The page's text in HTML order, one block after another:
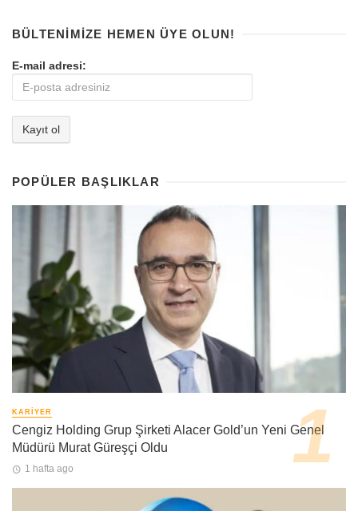
BÜLTENIMIZE HEMEN ÜYE OLUN!
E-mail adresi:
POPÜLER BAŞLIKLAR
KARIYER
Cengiz Holding Grup Şirketi Alacer Gold’un Yeni Genel
Müdürü Murat Güreşçi Oldu
1 hafta ago